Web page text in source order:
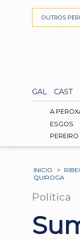
GAL CAST
OUTROS
A
ESGOS
INICIO >
QUIROGA
Política